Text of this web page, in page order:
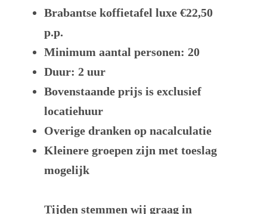
Brabantse koffietafel luxe €22,50
p.p.
Minimum aantal personen: 20
Duur: 2 uur
Bovenstaande prijs is exclusief
locatiehuur
Overige dranken op nacalculatie
Kleinere groepen zijn met toeslag
mogelijk
Tijden stemmen wij graag in